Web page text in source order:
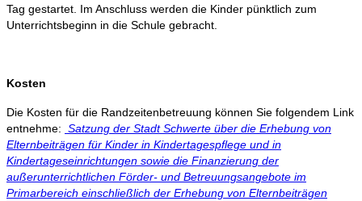
Tag gestartet. Im Anschluss werden die Kinder pünktlich zum
Unterrichtsbeginn in die Schule gebracht.
Kosten
Die Kosten für die Randzeitenbetreuung können Sie folgendem Link
entnehme: Satzung der Stadt Schwerte über die Erhebung von
Elternbeiträgen für Kinder in Kindertagespflege und in
Kindertageseinrichtungen sowie die Finanzierung der
außerunterrichtlichen Förder- und Betreuungsangebote im
Primarbereich einschließlich der Erhebung von Elternbeiträgen